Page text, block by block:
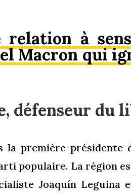
relation à
Macron qui
défenseur du
la première présidente
populaire. La région
Joaquín Leguina